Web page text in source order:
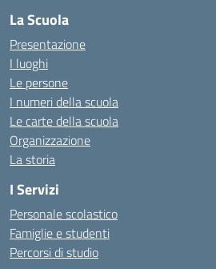
La Scuola
Presentazione
I luoghi
Le persone
I numeri della scuola
Le carte della scuola
Organizzazione
La storia
I Servizi
Personale scolastico
Famiglie e studenti
Percorsi di studio